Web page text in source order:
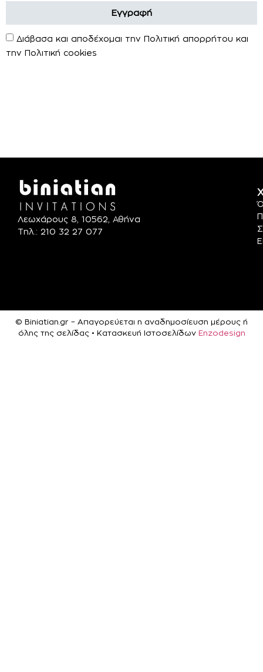
Διάβασα και αποδέχομαι την Πολιτική απορρήτου και
την Πολιτική cookies
Εγγραφή
Λεωχάρους 8, 10562, Αθήνα
Τηλ.: 210 32 27 077
© Biniatian.gr – Απαγορεύεται η αναδημοσίευση μέρους ή
όλης της σελίδας • Κατασκευή Ιστοσελίδων Enzodesign